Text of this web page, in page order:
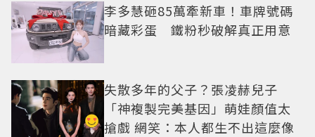
李多慧砸85萬牽新車！車牌號碼
暗藏彩蛋 鐵粉秒破解真正用意
失散多年的父子？張凌赫兒子
「神複製完美基因」萌娃顏值太
搶戲 網笑：本人都生不出這麼像